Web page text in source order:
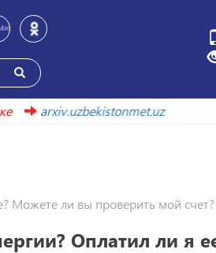
arxiv.uzbekistonmet.uz
Можете ли вы проверить мой счет?
Оплатил ли я